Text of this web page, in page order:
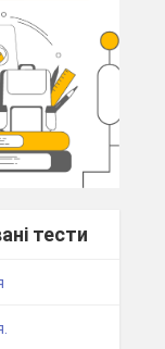
тести